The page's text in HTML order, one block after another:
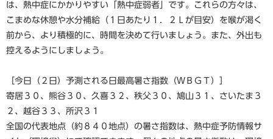
は、熱中症にかかりやすい「熱中症弱者」です。これらの方々は、
こまめな休憩や水分補給（１日あたり１．２Ｌが目安）を喉が渇く
前から、より積極的に、時間を決めて行いましょう。また、外出も
控えるようにしましょう。
［今日（２日）予測される日最高暑さ指数（ＷＢＧＴ）］
寄居３０、熊谷３０、久喜３２、秩父３０、鳩山３１、さいたま３
２、越谷３３、所沢３１
全国の代表地点（約８４０地点）の暑さ指数は、熱中症予防情報サ